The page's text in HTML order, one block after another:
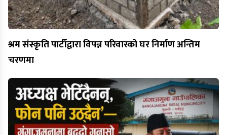
श्रम संस्कृति पार्टीद्वारा विपन्न परिवारको घर निर्माण अन्तिम
चरणमा